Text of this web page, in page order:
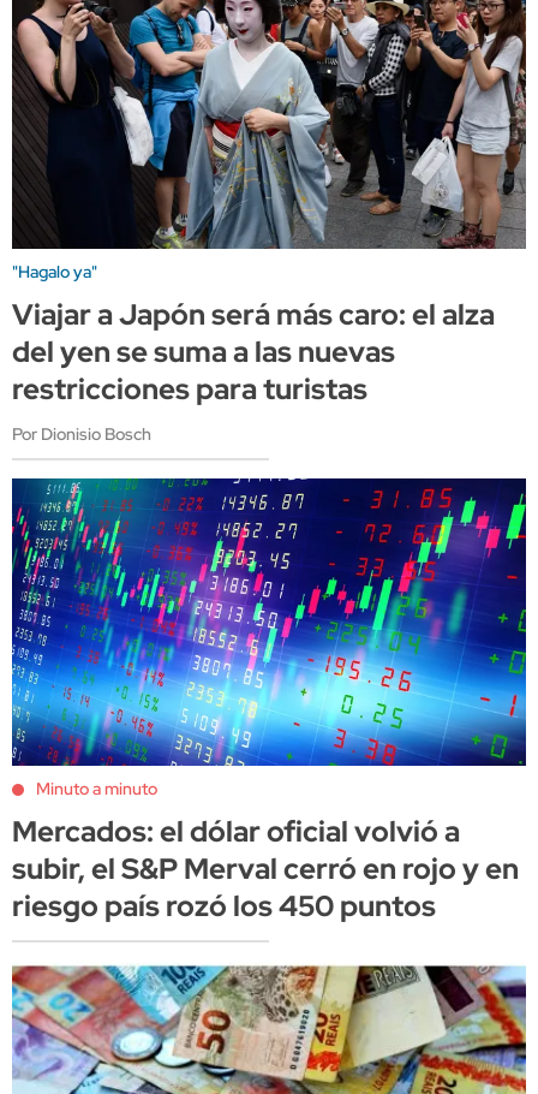
"Hagalo ya"
Viajar a Japón será más caro: el alza
del yen se suma a las nuevas
restricciones para turistas
Por Dionisio Bosch
Minuto a minuto
Mercados: el dólar oficial volvió a
subir, el S&P Merval cerró en rojo y en
riesgo país rozó los 450 puntos